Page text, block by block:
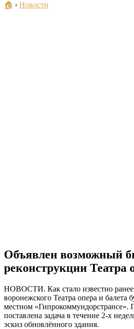
🏠 › Новости
Объявлен возможный
реконструкции Театра
НОВОСТИ. Как стало известно
воронежского Театра опера и балета
местном
поставлена задача в течение 2-х
эскиз обновлённого здания.